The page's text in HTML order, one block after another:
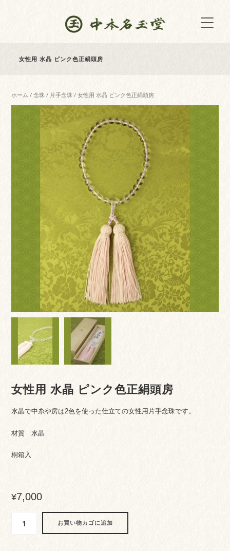
女性用 水晶 ピンク色正絹頭房
ホーム /念珠 / 片手念珠 / 女性用 水晶 ピンク色正絹頭房
女性用 水晶 ピンク色正絹頭房
水晶で中糸や房は2色を使った仕立ての女性用片手念珠です。
材質 水晶
桐箱入
¥7,000
お買い物カゴに追加